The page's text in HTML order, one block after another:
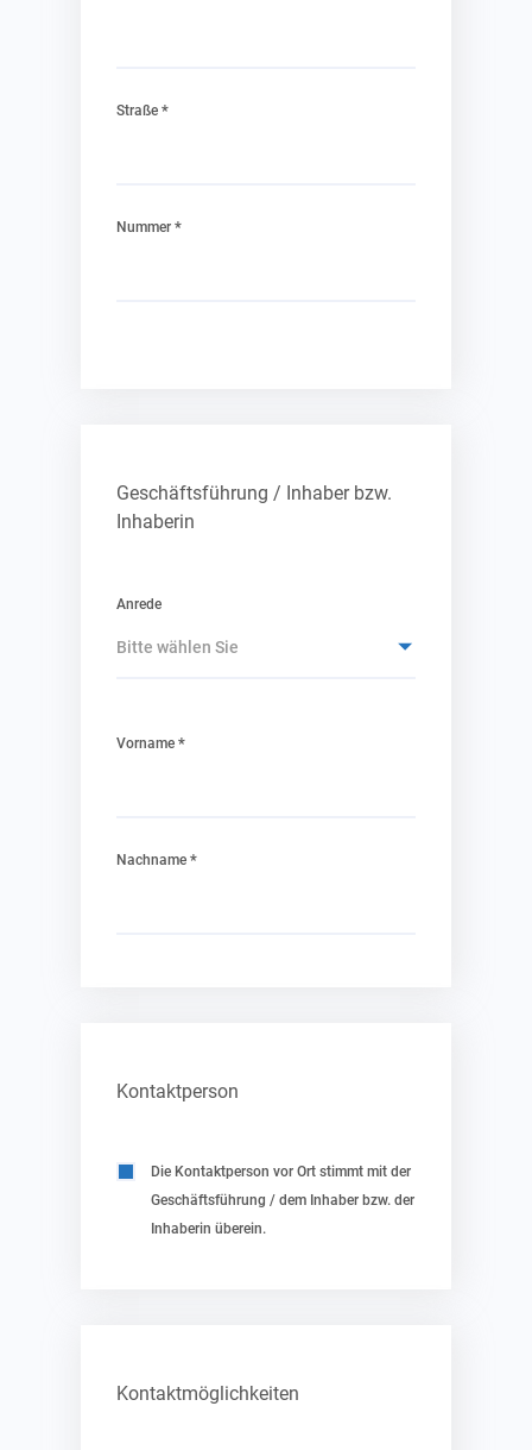
Straße *
Nummer *
Geschäftsführung / Inhaber bzw.
Inhaberin
Anrede
Bitte wählen Sie
Vorname *
Nachname *
Kontaktperson
Die Kontaktperson vor Ort stimmt mit der
Geschäftsführung / dem Inhaber bzw. der
Inhaberin überein.
Kontaktmöglichkeiten